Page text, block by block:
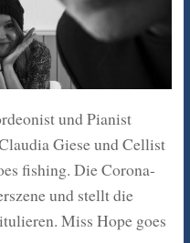
und Pianist
Giese und Cellist
fishing. Die Corona-
und stellt die
Miss Hope goes